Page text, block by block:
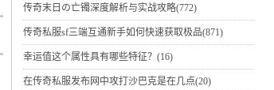
传奇末日の亡镯深度解析与实战攻略(772)
传奇私服sf三端互通新手如何快速获取极品(871)
幸运值这个属性具有哪些特征？(16)
在传奇私服发布网中攻打沙巴克是在几点(20)